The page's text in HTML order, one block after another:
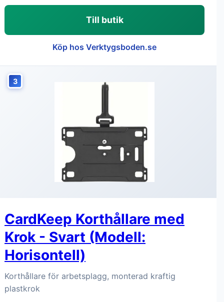
Till butik
Köp hos Verktygsboden.se
3
CardKeep Korthållare med
Krok - Svart (Modell:
Horisontell)
Korthållare för arbetsplagg, monterad kraftig
plastkrok